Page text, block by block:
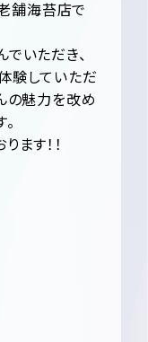
舗海苔店で
いただき、
験していただ
の魅力を改め
ます！！